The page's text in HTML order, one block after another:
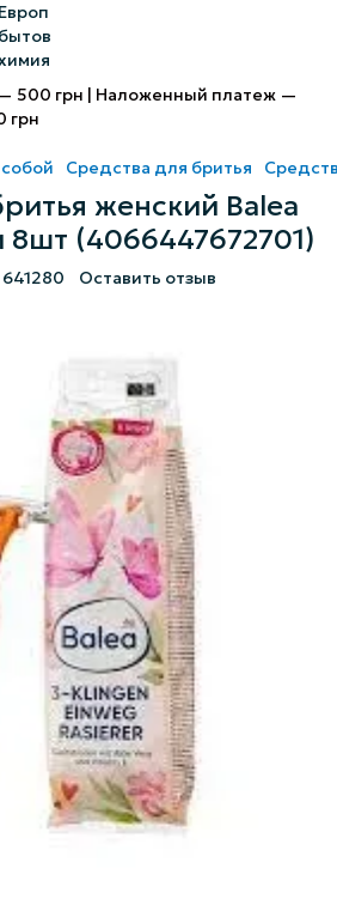
500 грн | Наложенный платеж —
грн
Средства для бритья
женский Balea
8шт (4066447672701)
641280 Оставить отзыв